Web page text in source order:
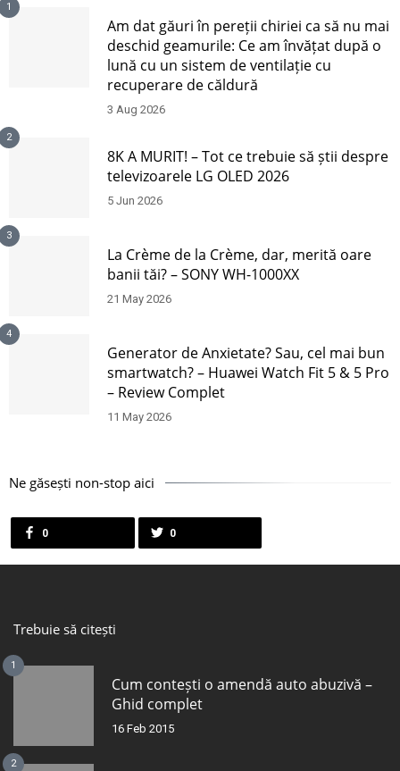
1
Am dat găuri în pereții chiriei ca să nu mai
deschid geamurile: Ce am învățat după o
lună cu un sistem de ventilație cu
recuperare de căldură
3 Aug 2026
2
8K A MURIT! – Tot ce trebuie să știi despre
televizoarele LG OLED 2026
5 Jun 2026
3
La Crème de la Crème, dar, merită oare
banii tăi? – SONY WH-1000XX
21 May 2026
4
Generator de Anxietate? Sau, cel mai bun
smartwatch? – Huawei Watch Fit 5 & 5 Pro
– Review Complet
11 May 2026
Ne găsești non-stop aici
0 0
Trebuie să citești
1
Cum contești o amendă auto abuzivă –
Ghid complet
16 Feb 2015
2